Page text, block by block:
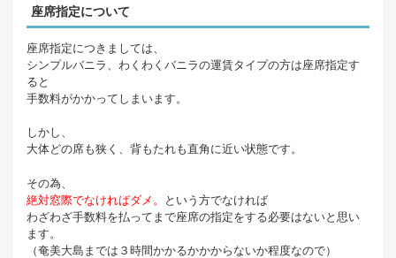
座席指定について
座席指定につきましては、
シンプルバニラ、わくわくバニラの運賃タイプの方は座席指定す
ると
手数料がかかってしまいます。
しかし、
大体どの席も狭く、背もたれも直角に近い状態です。
その為、
絶対窓際でなければダメ。
という方でなければ
わざわざ手数料を払ってまで座席の指定をする必要はないと思い
ます。
（奄美大島までは３時間かかるかかからないか程度なので）